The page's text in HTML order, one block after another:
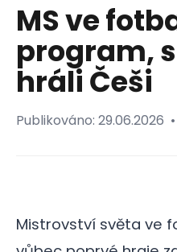
MS ve
program,
hráli Češi
Publikováno: 29.06.2026 •
Mistrovství světa ve